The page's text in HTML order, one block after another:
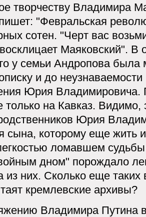
творчеству Владимира
"Февральская
сотен. "Черт вас
Маяковский". В
у семьи Андропова была
и до
Юрия Владимировича.
на Кавказ. Видимо,
Юрия
сына, которому еще жить
ломавшем
дном" порождало
из них. Сколько еще таких
кремлевские архивы?
Владимира Путина